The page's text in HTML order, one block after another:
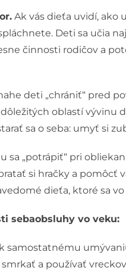
Ak vás dieťa uvidí, ako
Deti sa učia
činnosti rodičov a
deti „chrániť“ pred
oblastí
sa o seba: umyť si
sa „potrápiť“ pri
si hračky a pomôcť
dieťa, ktoré sa
sebaobsluhy vo veku:
samostatnému
a používať